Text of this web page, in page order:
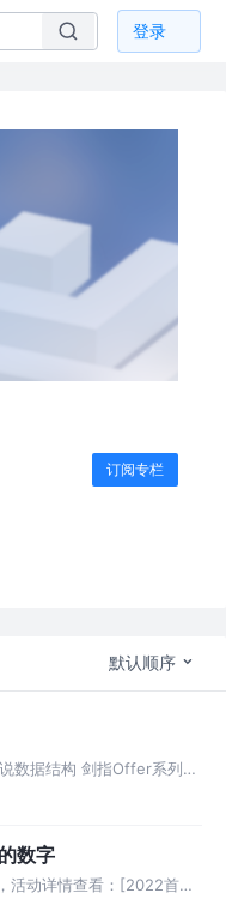
登录
订阅专栏
默认顺序
数据结构 剑指Offer系列
排序的数组和一个数字S，
数字
活动详情查看：[2022首次